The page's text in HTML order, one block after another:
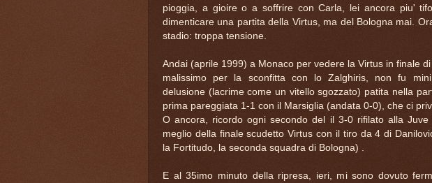
pioggia, a gioire o a soffrire con Carla, lei ancora piu'
dimenticare una partita della Virtus, ma del Bologna mai.
stadio: troppa tensione.
Andai (aprile 1999) a Monaco per vedere la Virtus in finale
malissimo per la sconfitta con lo Zalghiris, non fu
delusione (lacrime come un vitello sgozzato) patita nella
prima pareggiata 1-1 con il Marsiglia (andata 0-0), che ci
O ancora, ricordo ogni secondo del il 3-0 rifilato alla Juve
meglio della finale scudetto Virtus con il tiro da 4 di
la Fortitudo, la seconda squadra di Bologna) .
E al 35imo minuto della ripresa, ieri, mi sono dovuto